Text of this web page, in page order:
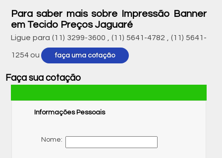
Para saber mais sobre Impressão Banner
em Tecido Preços Jaguaré
Ligue para (11) 3299-3600 ,(11) 5641-4782 ,(11) 5641-
1254 ou faça uma cotação
Faça sua cotação
Informações Pessoais
Nome: